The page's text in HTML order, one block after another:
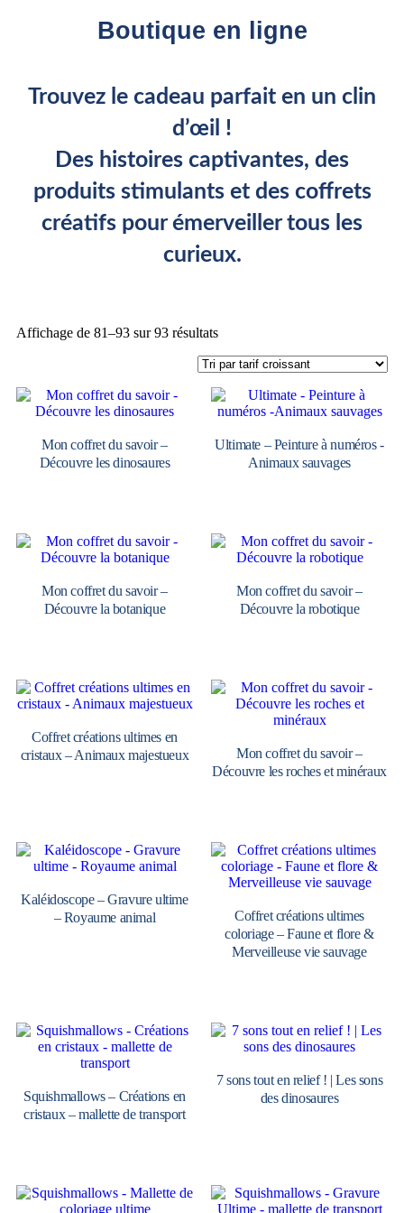
Boutique en ligne
Trouvez le cadeau parfait en un clin
d’œil !
Des histoires captivantes, des
produits stimulants et des coffrets
créatifs pour émerveiller tous les
curieux.
Affichage de 81–93 sur 93 résultats
Mon coffret du savoir –
Découvre les dinosaures
Ultimate – Peinture à numéros -
Animaux sauvages
Mon coffret du savoir –
Découvre la botanique
Mon coffret du savoir –
Découvre la robotique
Coffret créations ultimes en
cristaux – Animaux majestueux
Mon coffret du savoir –
Découvre les roches et minéraux
Kaléidoscope – Gravure ultime
– Royaume animal
Coffret créations ultimes
coloriage – Faune et flore &
Merveilleuse vie sauvage
Squishmallows – Créations en
cristaux – mallette de transport
7 sons tout en relief ! | Les sons
des dinosaures